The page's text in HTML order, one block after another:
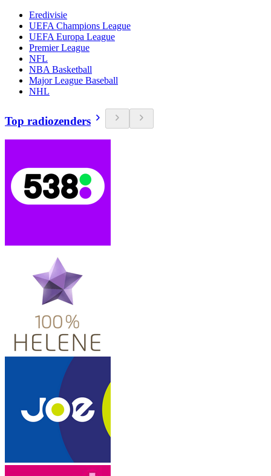
Eredivisie
UEFA Champions League
UEFA Europa League
Premier League
NFL
NBA Basketball
Major League Baseball
NHL
Top radiozenders